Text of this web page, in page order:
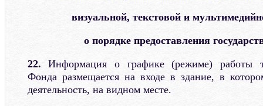
визуальной, текстовой и
о порядке предоставления
22.Информация о графике (режиме) работы
Фонда размещается на входе в здание, в
деятельность, на видном месте.